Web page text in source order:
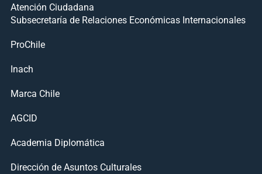
Atención Ciudadana
Subsecretaría de Relaciones Económicas Internacionales
ProChile
Inach
Marca Chile
AGCID
Academia Diplomática
Dirección de Asuntos Culturales